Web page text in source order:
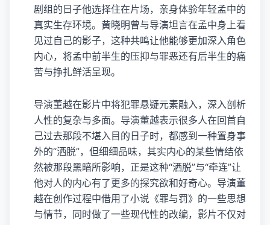
剧组的日子他选择住在片场，亲身体验年轻孟中的
真实生存环境。黄晓明曾与导演坦言在孟中身上看
见过自己的影子，这种共鸣让他能够更加深入角色
内心，将孟中前半生的压抑与罪恶还有后半生的痛
苦与挣扎鲜活呈现。
导演董越在影片中将犯罪悬疑元素融入，深入剖析
人性的复杂与多面。导演董越表示很多人在回首自
己过去那段不堪入目的日子时，都感到一种置身事
外的“洒脱”，但细细品味，其实内心的某些情结依
然被那段黑暗所影响，正是这种“洒脱”与“牵连”让
他对人的内心有了更多的探究欲和好奇心。导演董
越在创作过程中借用了小说《罪与罚》的一些思想
与情节，同时做了一些现代性的改编，影片不仅对